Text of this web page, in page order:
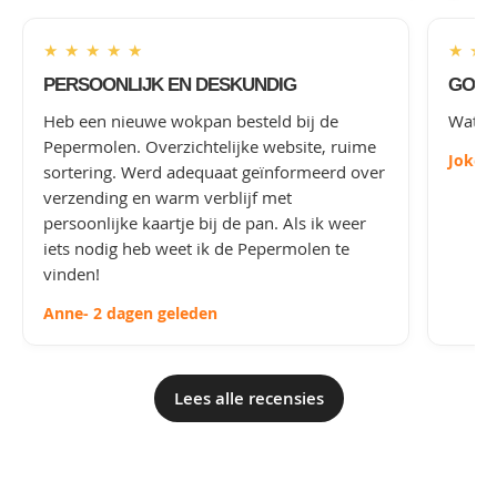
★ ★ ★ ★ ★
PERSOONLIJK EN DESKUNDIG
Heb een nieuwe wokpan besteld bij de
Pepermolen. Overzichtelijke website, ruime
sortering. Werd adequaat geïnformeerd over
verzending en warm verblijf met
persoonlijke kaartje bij de pan. Als ik weer
iets nodig heb weet ik de Pepermolen te
vinden!
Anne- 2 dagen geleden
★ ★
Wat
Joke
Lees alle recensies